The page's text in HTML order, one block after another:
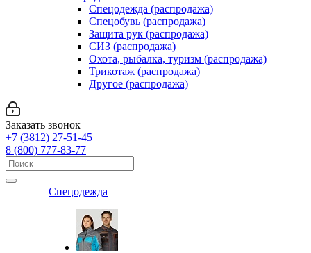
Спецодежда (распродажа)
Спецобувь (распродажа)
Защита рук (распродажа)
СИЗ (распродажа)
Охота, рыбалка, туризм (распродажа)
Трикотаж (распродажа)
Другое (распродажа)
Заказать звонок
+7 (3812) 27-51-45
8 (800) 777-83-77
Спецодежда